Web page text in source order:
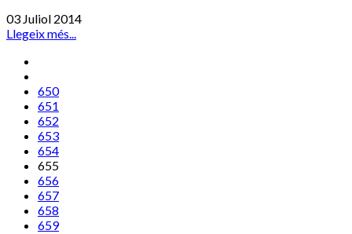
03 Juliol 2014
Llegeix més...
650
651
652
653
654
655
656
657
658
659